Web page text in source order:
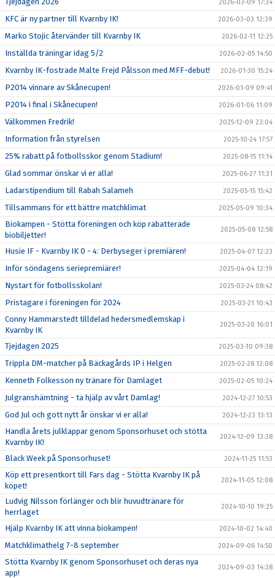
2026-03-09 17:34
KFC är ny partner till Kvarnby IK! 2026-03-03 12:39
Marko Stojic återvänder till Kvarnby IK 2026-02-11 12:25
Inställda träningar idag 5/2 2026-02-05 14:50
Kvarnby IK-fostrade Malte Frejd Pålsson med MFF-debut! 2026-01-30 15:24
P2014 vinnare av Skånecupen! 2026-01-09 09:41
P2014 i final i Skånecupen! 2026-01-06 11:09
Välkommen Fredrik! 2025-12-09 23:04
Information från styrelsen 2025-10-24 17:57
25% rabatt på fotbollsskor genom Stadium! 2025-08-15 11:14
Glad sommar önskar vi er alla! 2025-06-27 11:31
Ladarstipendium till Rabah Salameh 2025-05-15 15:42
Tillsammans för ett bättre matchklimat 2025-05-09 10:34
Biokampen - Stötta föreningen och köp rabatterade
biobiljetter!
2025-05-08 12:58
Husie IF - Kvarnby IK 0 - 4: Derbyseger i premiären! 2025-04-07 12:23
Inför söndagens seriepremiärer! 2025-04-04 12:19
Nystart för fotbollsskolan! 2025-03-24 08:42
Pristagare i föreningen för 2024 2025-03-21 10:43
Conny Hammarstedt tilldelad hedersmedlemskap i
Kvarnby IK
2025-03-20 16:01
Tjejdagen 2025 2025-03-10 09:38
Trippla DM-matcher på Bäckagårds IP i Helgen 2025-02-28 12:08
Kenneth Folkesson ny tränare för Damlaget 2025-02-05 10:24
Julgranshämtning - ta hjälp av vårt Damlag! 2024-12-27 10:53
God Jul och gott nytt år önskar vi er alla! 2024-12-23 13:13
Handla årets julklappar genom Sponsorhuset och stötta
Kvarnby IK!
2024-12-09 13:38
Black Week på Sponsorhuset! 2024-11-25 11:53
Köp ett presentkort till Fars dag - Stötta Kvarnby IK på
köpet!
2024-11-05 12:08
Ludvig Nilsson förlänger och blir huvudtränare för
herrlaget
2024-10-10 19:25
Hjälp Kvarnby IK att vinna biokampen! 2024-10-02 14:40
Matchklimathelg 7-8 september 2024-09-06 14:50
Stötta Kvarnby IK genom Sponsorhuset och deras nya
app!
2024-09-03 14:28